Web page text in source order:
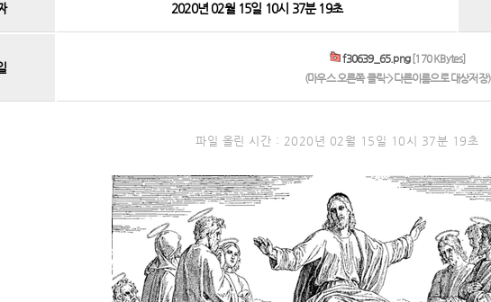
2020년 02월 15일 10시 37분 19초
f30639_65.png[170 KBytes]
(마우스 오른쪽 클릭->다른이름으로 대상저장)
파일 올린 시간 : 2020년 02월 15일 10시 37분 19초